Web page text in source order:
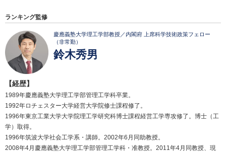
ランキング監修
慶應義塾大学理工学部教授／内閣府 上席科学技術政策フェロー
（非常勤）
鈴木秀男
【経歴】
1989年慶應義塾大学理工学部管理工学科卒業。
1992年ロチェスター大学経営大学院修士課程修了。
1996年東京工業大学大学院理工学研究科博士課程経営工学専攻修了。博士（工
学）取得。
1996年筑波大学社会工学系・講師。2002年6月同助教授。
2008年4月慶應義塾大学理工学部管理工学科・准教授。2011年4月同教授、現